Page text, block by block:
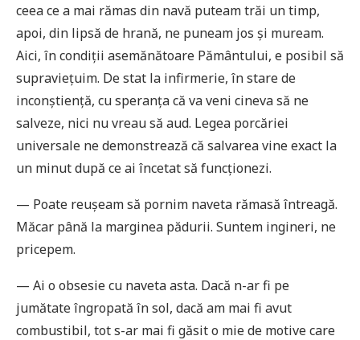
ceea ce a mai rămas din navă puteam trăi un timp,
apoi, din lipsă de hrană, ne puneam jos și muream.
Aici, în condiții asemănătoare Pământului, e posibil să
supraviețuim. De stat la infirmerie, în stare de
inconști­ență, cu speranța că va veni cineva să ne
salveze, nici nu vreau să aud. Legea porcăriei
universale ne demonstrează că salvarea vine exact la
un minut după ce ai încetat să funcționezi.
— Poate reușeam să pornim naveta rămasă întreagă.
Măcar până la marginea pădurii. Suntem ingineri, ne
price­pem.
— Ai o obsesie cu naveta asta. Dacă n-ar fi pe
jumătate îngropată în sol, dacă am mai fi avut
combustibil, tot s-ar mai fi găsit o mie de motive care